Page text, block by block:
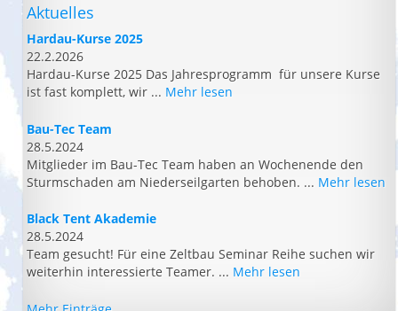
Aktuelles
Hardau-Kurse 2025
22.2.2026
Hardau-Kurse 2025 Das Jahresprogramm für unsere Kurse
ist fast komplett, wir ... Mehr lesen
Bau-Tec Team
28.5.2024
Mitglieder im Bau-Tec Team haben an Wochenende den
Sturmschaden am Niederseilgarten behoben. ... Mehr lesen
Black Tent Akademie
28.5.2024
Team gesucht! Für eine Zeltbau Seminar Reihe suchen wir
weiterhin interessierte Teamer. ... Mehr lesen